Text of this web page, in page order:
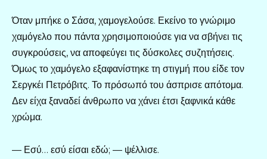
Όταν μπήκε ο Σάσα, χαμογελούσε. Εκείνο το γνώριμο
χαμόγελο που πάντα χρησιμοποιούσε για να σβήνει τις
συγκρούσεις, να αποφεύγει τις δύσκολες συζητήσεις.
Όμως το χαμόγελο εξαφανίστηκε τη στιγμή που είδε τον
Σεργκέι Πετρόβιτς. Το πρόσωπό του άσπρισε απότομα.
Δεν είχα ξαναδεί άνθρωπο να χάνει έτσι ξαφνικά κάθε
χρώμα.
— Εσύ… εσύ είσαι εδώ; — ψέλλισε.